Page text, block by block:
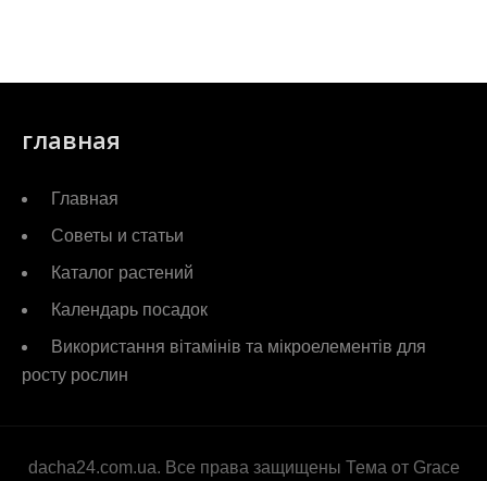
главная
Главная
Советы и статьи
Каталог растений
Календарь посадок
Використання вітамінів та мікроелементів для
росту рослин
dacha24.com.ua. Все права защищены Тема от Grace